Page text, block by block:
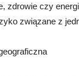
zdrowie czy
związane z